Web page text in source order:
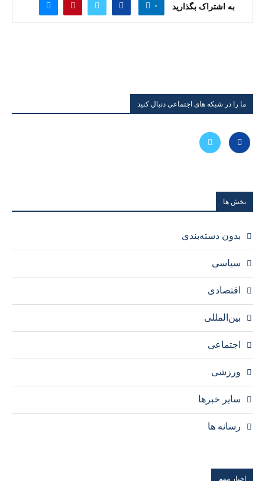
به اشتراک بگذارید ۰
ما را در شبکه های اجتماعی دنبال کنید
بخش ها
بدون دسته‌بندی
سیاسی
اقتصادی
بین‌المللی
اجتماعی
ورزشی
سایر خبرها
رسانه ها
اخبار مهم